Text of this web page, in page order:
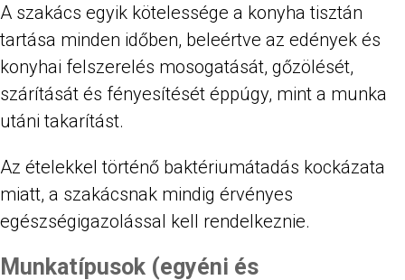
A szakács egyik kötelessége a konyha tisztán
tartása minden időben, beleértve az edények és
konyhai felszerelés mosogatását, gőzölését,
szárítását és fényesítését éppúgy, mint a munka
utáni takarítást.
Az ételekkel történő baktériumátadás kockázata
miatt, a szakácsnak mindig érvényes
egészségigazolással kell rendelkeznie.
Munkatípusok (egyéni és